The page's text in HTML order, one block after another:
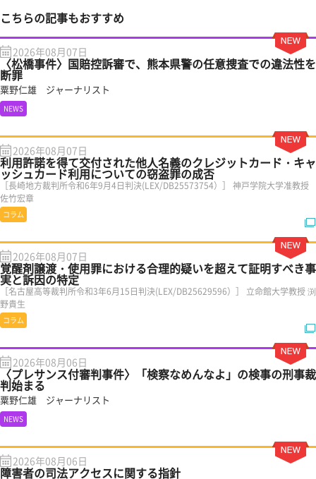
こちらの記事もおすすめ
2026年08月07日
〈松橋事件〉国賠控訴審で、熊本県警の任意捜査での違法性を
断罪
粟野仁雄 ジャーナリスト
NEWS
2026年08月07日
利用許諾を得て交付された他人名義のクレジットカード・キャ
ッシュカード利用についての窃盗罪の成否
［長崎地方裁判所令和6年9月4日判決(LEX/DB25573754）］ 神戸学院大学准教授
佐竹宏章
コラム
2026年08月07日
覚醒剤譲渡・使用罪における合理的疑いを超えて証明すべき事
実と訴因の特定
［名古屋高等裁判所令和3年6月15日判決(LEX/DB25629596）］ 立命館大学教授 渕
野貴生
コラム
2026年08月06日
〈プレサンス付審判事件〉「検察なめんなよ」の検事の刑事裁
判始まる
粟野仁雄 ジャーナリスト
NEWS
2026年08月06日
障害者の司法アクセスに関する指針